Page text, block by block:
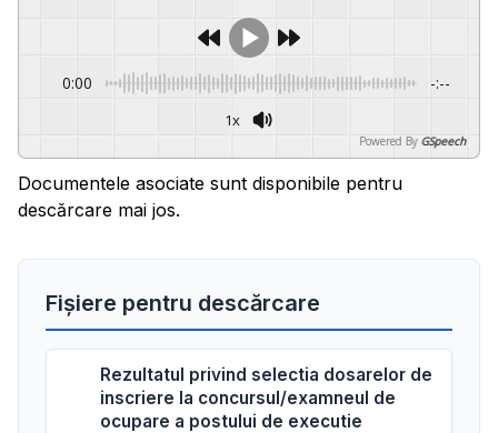
0:00 -:--
1x
Powered By GSpeech
Documentele asociate sunt disponibile pentru
descărcare mai jos.
Fișiere pentru descărcare
Rezultatul privind selectia dosarelor de
inscriere la concursul/examneul de
ocupare a postului de executie